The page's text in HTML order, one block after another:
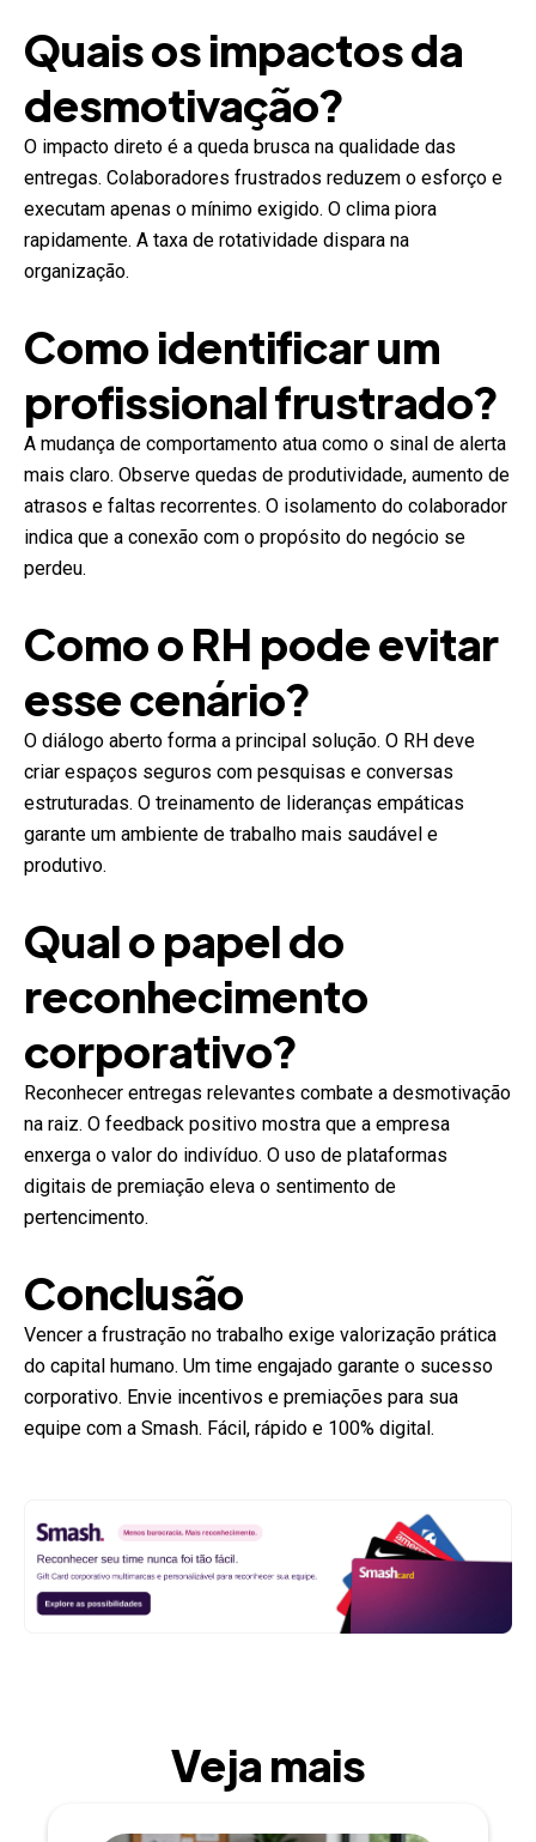
Quais os impactos da
desmotivação?
O impacto direto é a queda brusca na qualidade das
entregas. Colaboradores frustrados reduzem o esforço e
executam apenas o mínimo exigido. O clima piora
rapidamente. A taxa de rotatividade dispara na
organização.
Como identificar um
profissional frustrado?
A mudança de comportamento atua como o sinal de alerta
mais claro. Observe quedas de produtividade, aumento de
atrasos e faltas recorrentes. O isolamento do colaborador
indica que a conexão com o propósito do negócio se
perdeu.
Como o RH pode evitar
esse cenário?
O diálogo aberto forma a principal solução. O RH deve
criar espaços seguros com pesquisas e conversas
estruturadas. O treinamento de lideranças empáticas
garante um ambiente de trabalho mais saudável e
produtivo.
Qual o papel do
reconhecimento
corporativo?
Reconhecer entregas relevantes combate a desmotivação
na raiz. O feedback positivo mostra que a empresa
enxerga o valor do indivíduo. O uso de plataformas
digitais de premiação eleva o sentimento de
pertencimento.
Conclusão
Vencer a frustração no trabalho exige valorização prática
do capital humano. Um time engajado garante o sucesso
corporativo. Envie incentivos e premiações para sua
equipe com a Smash. Fácil, rápido e 100% digital.
Veja mais